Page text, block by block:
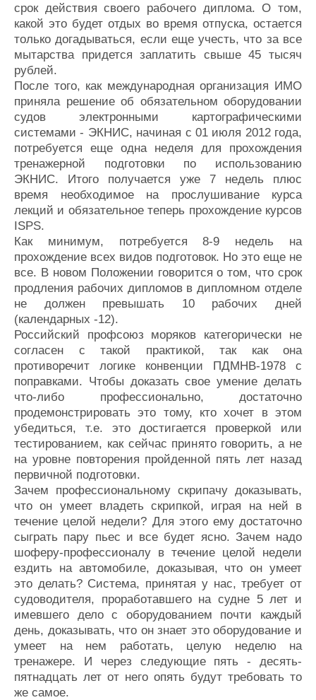
срок действия своего рабочего диплома. О том,
какой это будет отдых во время отпуска, остается
только догадываться, если еще учесть, что за все
мытарства придется заплатить свыше 45 тысяч
рублей.
После того, как международная организация ИМО
приняла решение об обязательном оборудовании
судов электронными картографическими
системами - ЭКНИС, начиная с 01 июля 2012 года,
потребуется еще одна неделя для прохождения
тренажерной подготовки по использованию
ЭКНИС. Итого получается уже 7 недель плюс
время необходимое на прослушивание курса
лекций и обязательное теперь прохождение курсов
ISPS.
Как минимум, потребуется 8-9 недель на
прохождение всех видов подготовок. Но это еще не
все. В новом Положении говорится о том, что срок
продления рабочих дипломов в дипломном отделе
не должен превышать 10 рабочих дней
(календарных -12).
Российский профсоюз моряков категорически не
согласен с такой практикой, так как она
противоречит логике конвенции ПДМНВ-1978 с
поправками. Чтобы доказать свое умение делать
что-либо профессионально, достаточно
продемонстрировать это тому, кто хочет в этом
убедиться, т.е. это достигается проверкой или
тестированием, как сейчас принято говорить, а не
на уровне повторения пройденной пять лет назад
первичной подготовки.
Зачем профессиональному скрипачу доказывать,
что он умеет владеть скрипкой, играя на ней в
течение целой недели? Для этого ему достаточно
сыграть пару пьес и все будет ясно. Зачем надо
шоферу-профессионалу в течение целой недели
ездить на автомобиле, доказывая, что он умеет
это делать? Система, принятая у нас, требует от
судоводителя, проработавшего на судне 5 лет и
имевшего дело с оборудованием почти каждый
день, доказывать, что он знает это оборудование и
умеет на нем работать, целую неделю на
тренажере. И через следующие пять - десять-
пятнадцать лет от него опять будут требовать то
же самое.